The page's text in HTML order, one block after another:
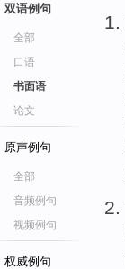
双语例句
全部
口语
书面语
论文
原声例句
全部
音频例句
视频例句
权威例句